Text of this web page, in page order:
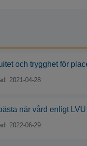
och trygghet för
2021-04-28
när vård enligt
2022-06-29